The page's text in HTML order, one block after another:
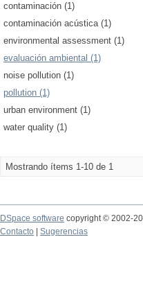
contaminación (1)
contaminación acústica (1)
environmental assessment (1)
evaluación ambiental (1)
noise pollution (1)
pollution (1)
urban environment (1)
water quality (1)
Mostrando ítems 1-10 de 1
DSpace software copyright © 2002-
Contacto
Sugerencias